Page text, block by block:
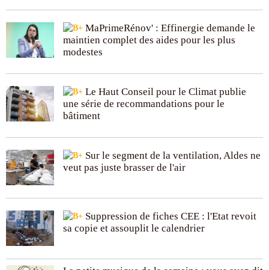
MaPrimeRénov' : Effinergie demande le
maintien complet des aides pour les plus
modestes
Le Haut Conseil pour le Climat publie
une série de recommandations pour le
bâtiment
Sur le segment de la ventilation, Aldes ne
veut pas juste brasser de l'air
Suppression de fiches CEE : l'Etat revoit
sa copie et assouplit le calendrier